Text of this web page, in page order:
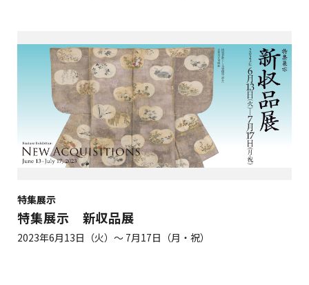
特集展示
特集展示 新収品展
2023年6月13日（火）～ 7月17日（月・祝）